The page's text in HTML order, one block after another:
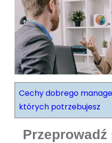
Cechy dobrego
których potrzebujesz